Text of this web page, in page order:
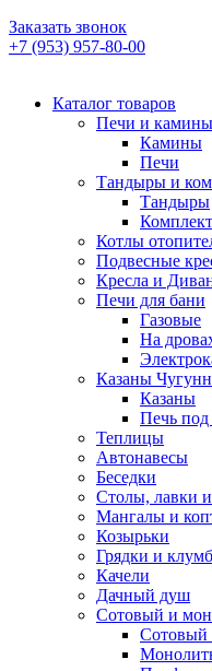
Заказать звонок
+7 (953) 957-80-00
Каталог товаров
Печи и
Камины
Печи
Тандыры и
Тандыры
Котлы
Подвесные
Кресла и
Печи для бани
Газовые
На
Казаны
Казаны
Печь под
Теплицы
Автонавесы
Беседки
Столы, лавки
Мангалы и
Козырьки
Грядки и
Качели
Дачный душ
Сотовый и
Сотовый